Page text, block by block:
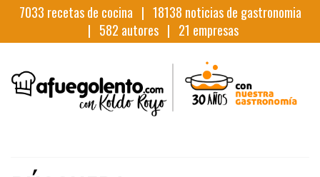
7033 recetas de cocina | 18138 noticias de gastronomia
| 582 autores | 21 empresas